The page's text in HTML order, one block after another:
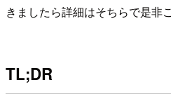
きましたら詳細はそちらで是非
TL;DR